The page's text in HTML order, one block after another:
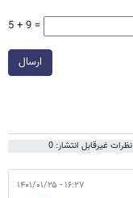
5 + 9 =
ارسال
نظرات غیرقابل انتشار: 0
۱۶:۲۷ - ۱۴۰۱/۰۱/۲۵